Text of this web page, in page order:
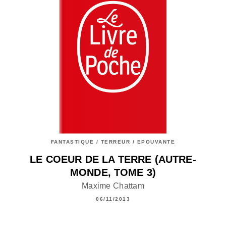
FANTASTIQUE / TERREUR / EPOUVANTE
LE COEUR DE LA TERRE (AUTRE-
MONDE, TOME 3)
Maxime Chattam
06/11/2013